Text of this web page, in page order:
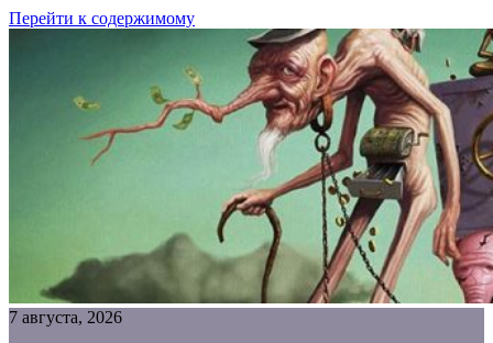
Перейти к содержимому
7 августа, 2026